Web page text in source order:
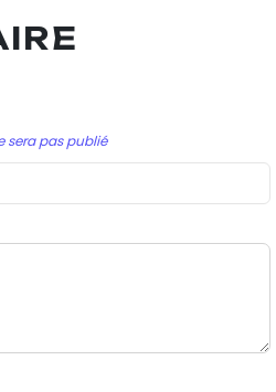
sera pas publié